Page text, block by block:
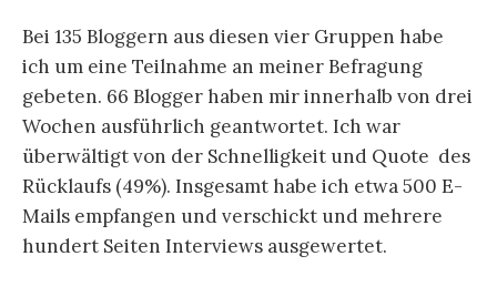
Bei 135 Bloggern aus diesen vier Gruppen habe
ich um eine Teilnahme an meiner Befragung
gebeten. 66 Blogger haben mir innerhalb von drei
Wochen ausführlich geantwortet. Ich war
überwältigt von der Schnelligkeit und Quote des
Rücklaufs (49%). Insgesamt habe ich etwa 500 E-
Mails empfangen und verschickt und mehrere
hundert Seiten Interviews ausgewertet.